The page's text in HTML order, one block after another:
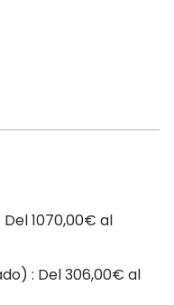
1070,00€ al
: Del 306,00€ al